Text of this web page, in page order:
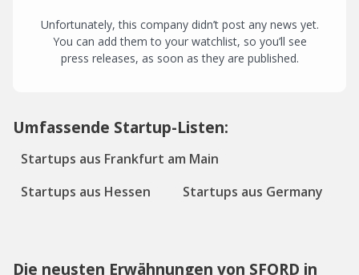
Unfortunately, this company didn’t post any news yet.
You can add them to your watchlist, so you’ll see
press releases, as soon as they are published.
Umfassende Startup-Listen:
Startups aus Frankfurt am Main
Startups aus Hessen
Startups aus Germany
Die neusten Erwähnungen von SFORD in